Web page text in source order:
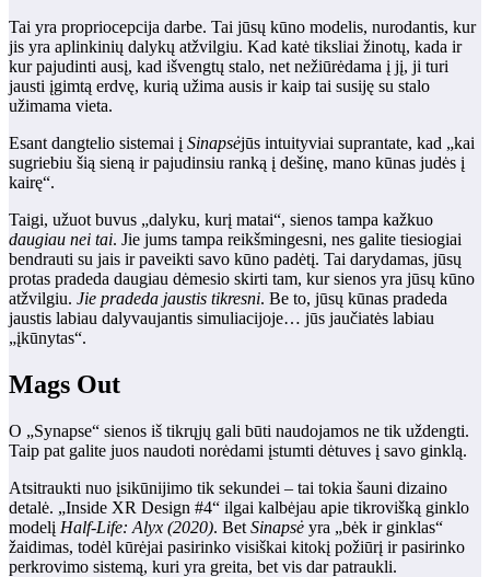
Tai yra propriocepcija darbe. Tai jūsų kūno modelis, nurodantis, kur
jis yra aplinkinių dalykų atžvilgiu. Kad katė tiksliai žinotų, kada ir
kur pajudinti ausį, kad išvengtų stalo, net nežiūrėdama į jį, ji turi
jausti įgimtą erdvę, kurią užima ausis ir kaip tai susiję su stalo
užimama vieta.
Esant dangtelio sistemai į Sinapsėjūs intuityviai suprantate, kad „kai
sugriebiu šią sieną ir pajudinsiu ranką į dešinę, mano kūnas judės į
kairę“.
Taigi, užuot buvus „dalyku, kurį matai“, sienos tampa kažkuo
daugiau nei tai. Jie jums tampa reikšmingesni, nes galite tiesiogiai
bendrauti su jais ir paveikti savo kūno padėtį. Tai darydamas, jūsų
protas pradeda daugiau dėmesio skirti tam, kur sienos yra jūsų kūno
atžvilgiu. Jie pradeda jaustis tikresni. Be to, jūsų kūnas pradeda
jaustis labiau dalyvaujantis simuliacijoje… jūs jaučiatės labiau
„įkūnytas“.
Mags Out
O „Synapse“ sienos iš tikrųjų gali būti naudojamos ne tik uždengti.
Taip pat galite juos naudoti norėdami įstumti dėtuves į savo ginklą.
Atsitraukti nuo įsikūnijimo tik sekundei – tai tokia šauni dizaino
detalė. „Inside XR Design #4“ ilgai kalbėjau apie tikrovišką ginklo
modelį Half-Life: Alyx (2020). Bet Sinapsė yra „bėk ir ginklas“
žaidimas, todėl kūrėjai pasirinko visiškai kitokį požiūrį ir pasirinko
perkrovimo sistemą, kuri yra greita, bet vis dar patraukli.